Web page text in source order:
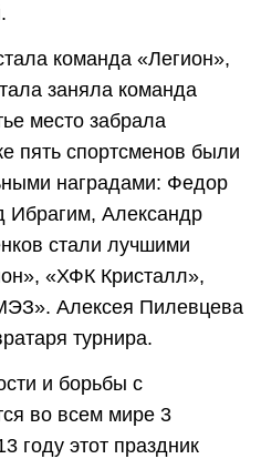
команда «Легион»,
заняла команда
место забрала
пять спортсменов были
наградами: Федор
Александр
стали лучшими
«ХФК Кристалл»,
Алексея Пилевцева
турнира.
и борьбы с
во всем мире 3
году этот праздник